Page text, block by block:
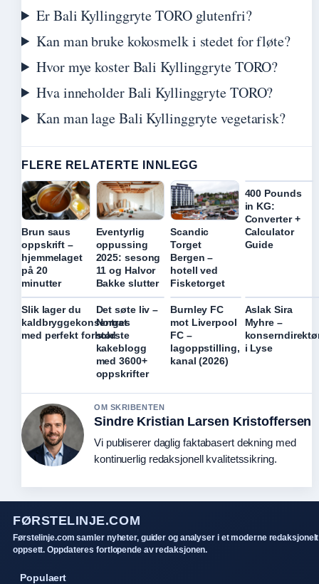
Er Bali Kyllinggryte TORO glutenfri?
Kan man bruke kokosmelk i stedet for fløte?
Hvor mye koster Bali Kyllinggryte TORO?
Hva inneholder Bali Kyllinggryte TORO?
Kan man lage Bali Kyllinggryte vegetarisk?
FLERE RELATERTE INNLEGG
Brun saus
oppskrift –
hjemmelaget
på 20
minutter
Eventyrlig
oppussing
2025: sesong
11 og Halvor
Bakke slutter
Scandic
Torget
Bergen –
hotell ved
Fisketorget
400 Pounds
in KG:
Converter +
Calculator
Guide
Slik lager du
kaldbryggekonsentrat
med perfekt forhold
Det søte liv –
Norges
største
kakeblogg
med 3600+
oppskrifter
Burnley FC
mot Liverpool
FC –
lagoppstilling,
kanal (2026)
Aslak Sira
Myhre –
i Lyse
OM SKRIBENTEN
Sindre Kristian Larsen Kristoffersen
Vi publiserer daglig faktabasert dekning med
kontinuerlig redaksjonell kvalitetssikring.
FØRSTELINJE.COM
Førstelinje.com samler nyheter, guider og analyser i et moderne redaksjonelt
oppsett. Oppdateres fortlopende av redaksjonen.
Populaert